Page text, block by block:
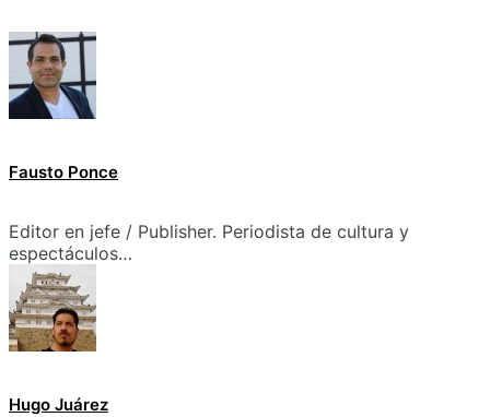
Fausto Ponce
Editor en jefe / Publisher. Periodista de cultura y
espectáculos…
Hugo Juárez